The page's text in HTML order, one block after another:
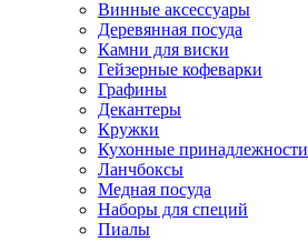
Винные аксессуары
Деревянная посуда
Камни для виски
Гейзерные кофеварки
Графины
Декантеры
Кружки
Кухонные принадлежности
Ланчбоксы
Медная посуда
Наборы для специй
Пиалы